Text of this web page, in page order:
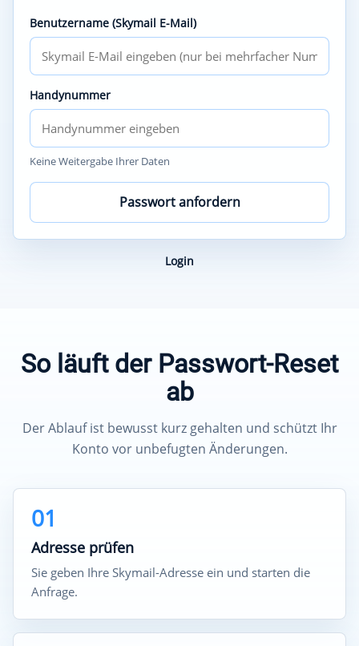
Benutzername (Skymail E-Mail)
Handynummer
Keine Weitergabe Ihrer Daten
Passwort anfordern
Login
So läuft der Passwort-Reset
ab
Der Ablauf ist bewusst kurz gehalten und schützt Ihr
Konto vor unbefugten Änderungen.
01
Adresse prüfen
Sie geben Ihre Skymail-Adresse ein und starten die
Anfrage.